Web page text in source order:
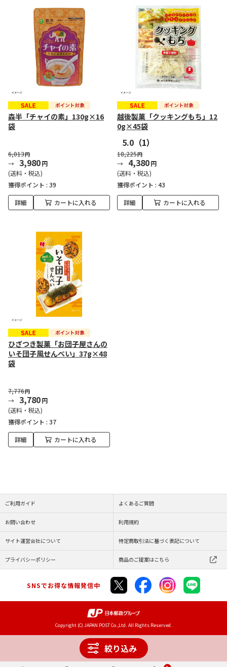
絞り込み
森半「チャイの素」130g×16
袋
6,013円
3,980円
(送料・税込)
獲得ポイント : 39
詳細 カートに入れる
越後製菓「クッキングもち」12
0g×45袋
5.0 （1）
18,225円
4,380円
(送料・税込)
獲得ポイント : 43
詳細 カートに入れる
ひざつき製菓「お団子屋さんの
いそ団子風せんべい」37g×48
袋
7,776円
3,780円
(送料・税込)
獲得ポイント : 37
詳細 カートに入れる
ご利用ガイド よくあるご質問
お問い合わせ 利用規約
サイト運営会社について 特定商取引法に基づく表記について
プライバシーポリシー 商品のご提案はこちら
SNSでお得な情報発信中
Copyright (C) JAPAN POST Co.,Ltd. All Rights Reserved.